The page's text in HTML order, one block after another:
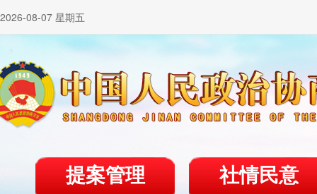
2026-08-07 星期五
提案管理 社情民意